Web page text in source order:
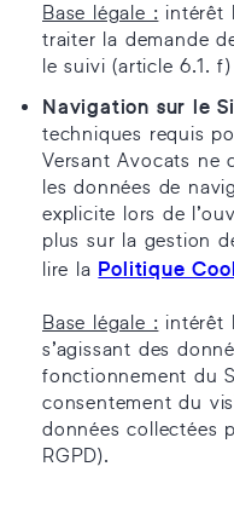
Base légale : intérêt
traiter la demande
le suivi (article 6.1.
Navigation sur le
techniques requis
Versant Avocats ne
les données de
explicite lors de
plus sur la gestion
lire la Politique
Base légale : intérêt
s’agissant des
fonctionnement du
consentement du
données collectées
RGPD).